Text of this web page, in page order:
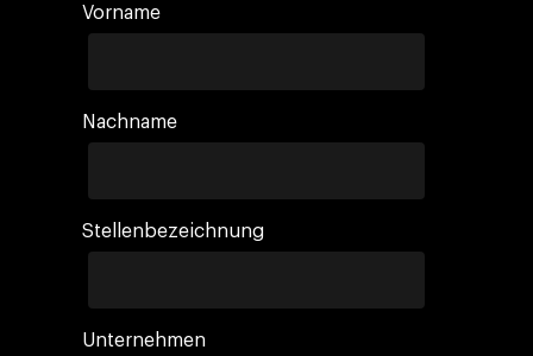
Vorname
Nachname
Stellenbezeichnung
Unternehmen